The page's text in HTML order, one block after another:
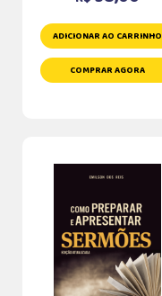
ADICIONAR AO CARRINHO
COMPRAR AGORA